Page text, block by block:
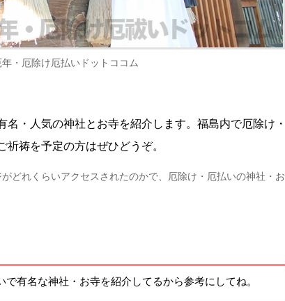
・厄除け厄払いドットココム
名・人気の神社とお寺を紹介します。福島内で厄除け・
祷を予定の方はぜひどうぞ。
どれくらいアクセスされたのかで、厄除け・厄払いの神社・お
で有名な神社・お寺を紹介 してるから参考にしてね。